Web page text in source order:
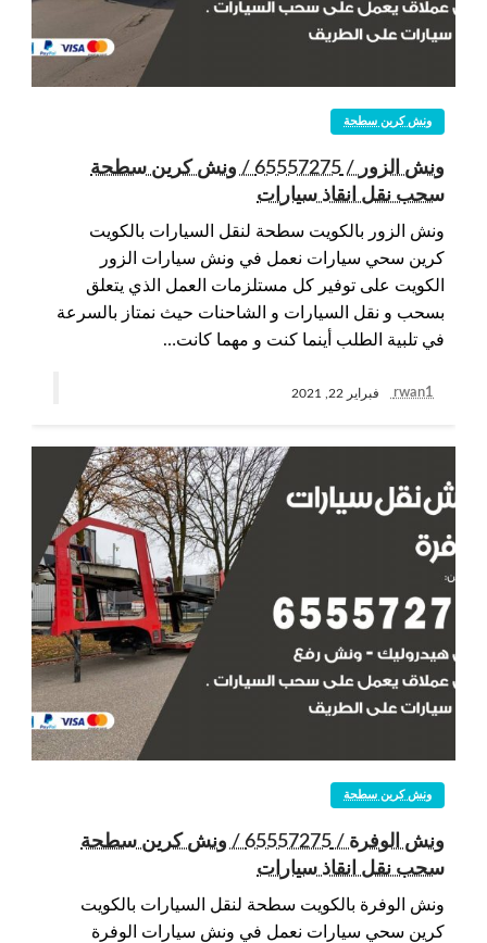
ونش كرين سطحة
ونش الزور / 65557275 / ونش كرين سطحة
سحب نقل انقاذ سيارات
ونش الزور بالكويت سطحة لنقل السيارات بالكويت
كرين سحي سيارات نعمل في ونش سيارات الزور
الكويت على توفير كل مستلزمات العمل الذي يتعلق
بسحب و نقل السيارات و الشاحنات حيث نمتاز بالسرعة
في تلبية الطلب أينما كنت و مهما كانت…
rwan1 فبراير 22, 2021
ونش كرين سطحة
ونش الوفرة / 65557275 / ونش كرين سطحة
سحب نقل انقاذ سيارات
ونش الوفرة بالكويت سطحة لنقل السيارات بالكويت
كرين سحي سيارات نعمل في ونش سيارات الوفرة